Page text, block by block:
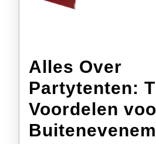
Alles Over
Partytenten:
Voordelen